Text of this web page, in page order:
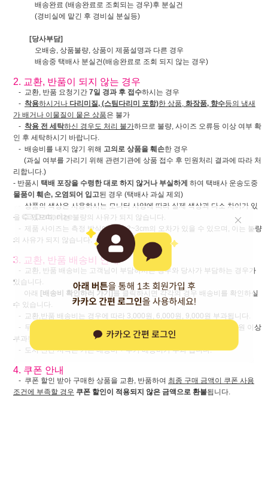
배송완료 (배송완료로 조회되는 경우)후 분실건
(경비실에 맡긴 후 경비실 분실등)
[당사부담]
오배송, 상품불량, 상품이 제품설명과 다른 경우
배송중 택배사 분실건(배송완료로 조회 되지 않는 경우)
2. 교환, 반품이 되지 않는 경우
- 교환, 반품 요청기간 7일 경과 후 접수하시는 경우
- 착용하시거나 다리미질, (스팀다리미 포함)한 상품, 화장품, 향수등의 냄새
가 배거나 이물질이 뭍은 상품은 불가
- 착용 전 세탁하신 경우도 처리 불가하므로 불량, 사이즈 오류등 이상 여부 확
인 후 세탁하시기 바랍니다.
- 배송비를 내지 않기 위해 고의로 상품을 훼손한 경우
(과실 여부를 가리기 위해 관련기관에 상품 접수 후 민원처리 결과에 따라 처
리합니다.)
- 반품시 택배 포장을 수령한 대로 하지 않거나 부실하게 하여 택배사 운송도중
물품이 훼손, 오염되어 입고된 경우 (택배사 과실 제외)
- 상품의 색상은 사용하시는 모니터 사양에 따라 실제 색상과 다소 차이가 있
을 수 있으며, 이는 불량의 사유가 되지 않습니다.
- 제품 사이즈는 측정 방식에 따라 2~3cm의 오차가 있을 수 있으며, 이는 불량
의 사유가 되지 않습니다.
3. 교환, 반품 배송비 안내
- 교환, 반품 배송비는 고객님이 부담하시는 경우와 당사가 부담하는 경우가
있습니다.
아래
[배송비 확인하러 가기] 를 클릭하시면 각각의 경우 배송비를 확인하실
수 있습니다.
- 교환,반품 배송비는 경우에 따라 3,000원, 6,000원, 9,000원 부과됩니다.
- 무겁고 부피가 큰 제품(카페트 등)은 교환, 반품 기본 배송비가 6,000원 이상
부과될 수 있습니다.
- 도서 산간 지역은 기본 배송비 + 추가 배송비가 부과 됩니다.
4. 쿠폰 안내
- 쿠폰 할인 받아 구매한 상품을 교환, 반품하여 최종 구매 금액이 쿠폰 사용
조건에 부족할 경우 쿠폰 할인이 적용되지 않은 금액으로 환불됩니다.